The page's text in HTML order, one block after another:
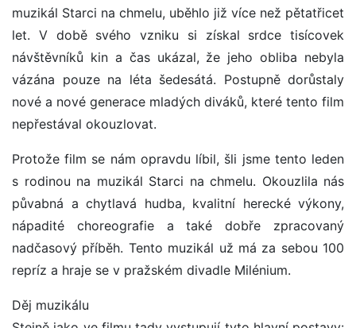
muzikál Starci na chmelu, uběhlo již více než pětatřicet
let. V době svého vzniku si získal srdce tisícovek
návštěvníků kin a čas ukázal, že jeho obliba nebyla
vázána pouze na léta šedesátá. Postupně dorůstaly
nové a nové generace mladých diváků, které tento film
nepřestával okouzlovat.
Protože film se nám opravdu líbil, šli jsme tento leden
s rodinou na muzikál Starci na chmelu. Okouzlila nás
půvabná a chytlavá hudba, kvalitní herecké výkony,
nápadité choreografie a také dobře zpracovaný
nadčasový příběh. Tento muzikál už má za sebou 100
repríz a hraje se v pražském divadle Milénium.
Děj muzikálu